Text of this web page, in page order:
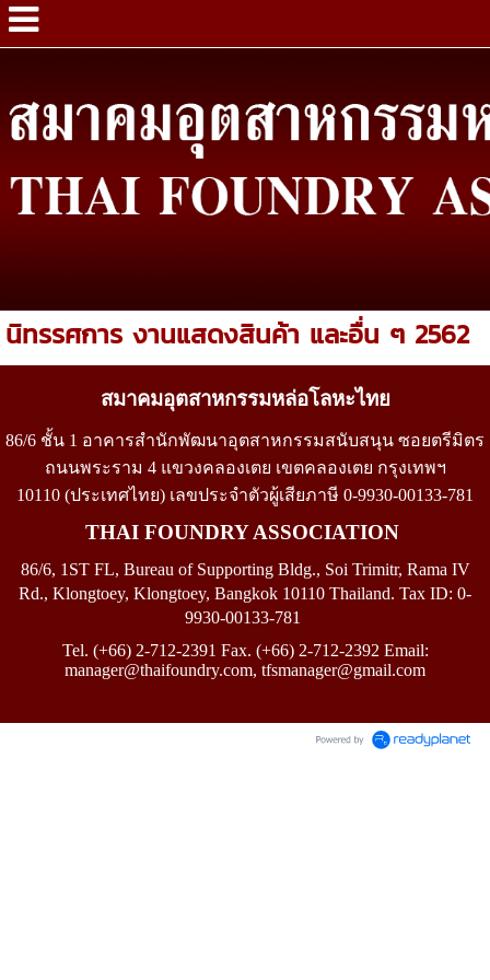
นิทรรศการ งานแสดงสินค้า และอื่น ๆ 2562
สมาคมอุตสาหกรรมหล่อโลหะไทย
86/6 ชั้น 1 อาคารสำนักพัฒนาอุตสาหกรรมสนับสนุน ซอยตรีมิตร
ถนนพระราม 4 แขวงคลองเตย เขตคลองเตย กรุงเทพฯ
10110 (ประเทศไทย) เลขประจำตัวผู้เสียภาษี 0-9930-00133-781
THAI FOUNDRY ASSOCIATION
86/6, 1ST FL, Bureau of Supporting Bldg., Soi Trimitr, Rama IV
Rd., Klongtoey, Klongtoey, Bangkok 10110 Thailand. Tax ID: 0-
9930-00133-781
Tel. (+66) 2-712-2391 Fax. (+66) 2-712-2392 Email:
manager@thaifoundry.com, tfsmanager@gmail.com